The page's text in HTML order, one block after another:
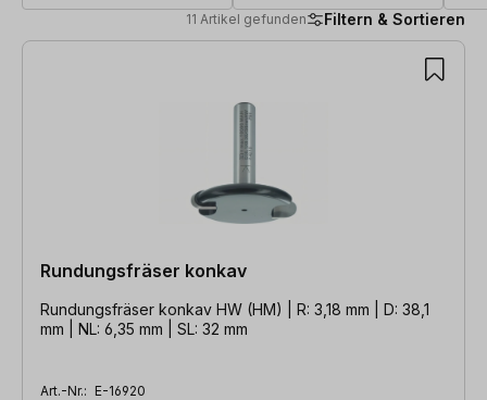
11 Artikel gefunden Filtern & Sortieren
11 Artikel gefunden
Rundungsfräser konkav
Rundungsfräser konkav HW (HM) | R: 3,18 mm | D: 38,1
mm | NL: 6,35 mm | SL: 32 mm
Art.-Nr.: E-16920